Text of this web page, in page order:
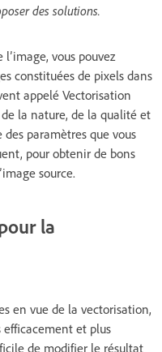
des solutions.
vous pouvez
constituées de pixels dans
appelé Vectorisation
la nature, de la qualité et
paramètres que vous
pour obtenir de bons
source.
la
en vue de la vectorisation,
efficacement et plus
de modifier le résultat